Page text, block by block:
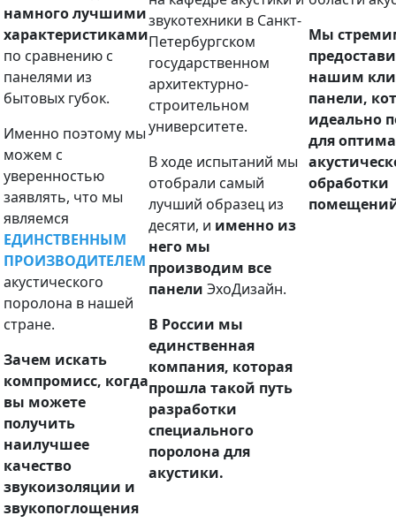
намного лучшими
характеристиками
по сравнению с
панелями из
бытовых губок.
Именно поэтому мы
можем с
уверенностью
заявлять, что мы
являемся
ЕДИНСТВЕННЫМ
ПРОИЗВОДИТЕЛЕМ
акустического
поролона в нашей
стране.
Зачем искать
компромисс, когда
вы можете
получить
наилучшее
качество
звукоизоляции и
звукопоглощения
звукотехники в Санкт-
Петербургском
государственном
архитектурно-
строительном
университете.
В ходе испытаний мы
отобрали самый
лучший образец из
десяти, и именно из
него мы
производим все
панели ЭхоДизайн.
В России мы
единственная
компания, которая
прошла такой путь
разработки
специального
поролона для
акустики.
Мы
нашим
панели,
идеально
для
обработки